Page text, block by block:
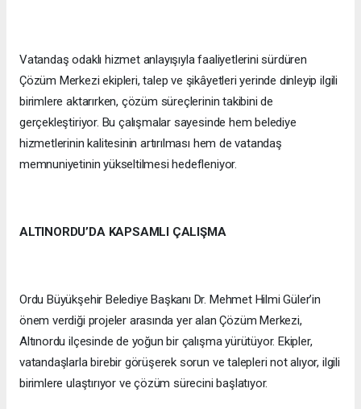
Vatandaş odaklı hizmet anlayışıyla faaliyetlerini sürdüren
Çözüm Merkezi ekipleri, talep ve şikâyetleri yerinde dinleyip ilgili
birimlere aktarırken, çözüm süreçlerinin takibini de
gerçekleştiriyor. Bu çalışmalar sayesinde hem belediye
hizmetlerinin kalitesinin artırılması hem de vatandaş
memnuniyetinin yükseltilmesi hedefleniyor.
ALTINORDU’DA KAPSAMLI ÇALIŞMA
Ordu Büyükşehir Belediye Başkanı Dr. Mehmet Hilmi Güler’in
önem verdiği projeler arasında yer alan Çözüm Merkezi,
Altınordu ilçesinde de yoğun bir çalışma yürütüyor. Ekipler,
vatandaşlarla birebir görüşerek sorun ve talepleri not alıyor, ilgili
birimlere ulaştırıyor ve çözüm sürecini başlatıyor.